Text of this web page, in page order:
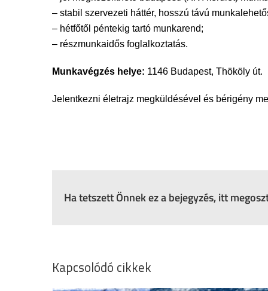
– stabil szervezeti háttér, hosszú távú
– hétfőtől péntekig tartó munkarend;
– részmunkaidős foglalkoztatás.
Munkavégzés helye: 1146 Budapest, Thököly út.
Jelentkezni életrajz megküldésével és bérigény
Ha tetszett Önnek ez a bejegyzés, itt
Kapcsolódó cikkek